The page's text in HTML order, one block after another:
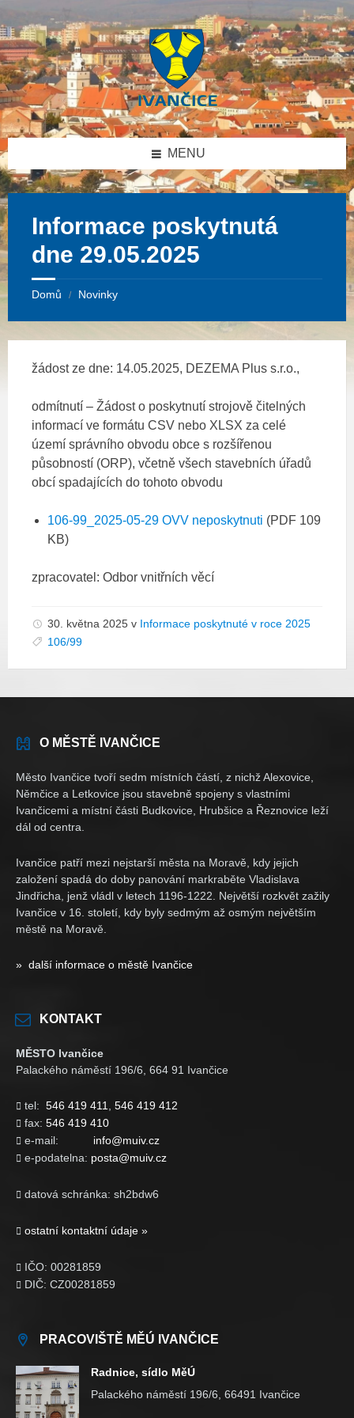
obsah
levý
panel
patičku
MENU
Informace poskytnutá
dne 29.05.2025
Domů / Novinky
žádost ze dne: 14.05.2025, DEZEMA Plus s.r.o.,
odmítnutí – Žádost o poskytnutí strojově čitelných
informací ve formátu CSV nebo XLSX za celé
území správního obvodu obce s rozšířenou
působností (ORP), včetně všech stavebních úřadů
obcí spadajících do tohoto obvodu
106-99_2025-05-29 OVV neposkytnuti (PDF 109
KB)
zpracovatel: Odbor vnitřních věcí
30. května 2025 v Informace poskytnuté v roce 2025
106/99
O MĚSTĚ IVANČICE
Město Ivančice tvoří sedm místních částí, z nichž Alexovice,
Němčice a Letkovice jsou stavebně spojeny s vlastními
Ivančicemi a místní části Budkovice, Hrubšice a Řeznovice leží
dál od centra.
Ivančice patří mezi nejstarší města na Moravě, kdy jejich
založení spadá do doby panování markraběte Vladislava
Jindřicha, jenž vládl v letech 1196-1222. Největší rozkvět zažily
Ivančice v 16. století, kdy byly sedmým až osmým největším
městě na Moravě.
» další informace o městě Ivančice
KONTAKT
MĚSTO Ivančice
Palackého náměstí 196/6, 664 91 Ivančice
 tel: 546 419 411 546 419 412
 fax: 546 419 410
 e-mail: info@muiv.cz
 e-podatelna: posta@muiv.cz
 datová schránka: sh2bdw6
 ostatní kontaktní údaje »
 IČO: 00281859
 DIČ: CZ00281859
PRACOVIŠTĚ MĚÚ IVANČICE
Radnice, sídlo MěÚ
Palackého náměstí 196/6, 66491 Ivančice